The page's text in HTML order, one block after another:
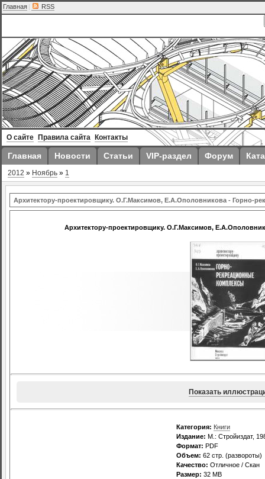
Главная | RSS
О сайте Правила сайта Контакты
Главная Новости Статьи VIP-раздел Форум
2012 » Ноябрь » 1
Архитектору-проектировщику. О.Г.Максимов, Е.А.Ополовникова - Горно-
Архитектору-проектировщику. О.Г.Максимов,
Показать
Категория: Книги
Издание: М.: Стройиздат,
Формат: PDF
Объем: 62 стр. (развороты)
Качество: Отличное / Скан
Размер: 32 МВ